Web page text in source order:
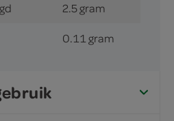
2.5 gram
0.11 gram